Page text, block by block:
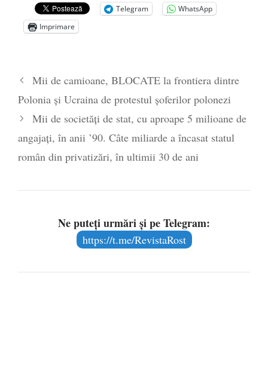
de la naștere - 29 iulie 2024
„Carnea cultivată” în laborator, tot mai
Părintele mărturisitor Constantin
Mănăstirea Cernica
- 27 iulie 2024
Telegram
WhatsApp
Imprimare
Mii de camioane, BLOCATE la frontiera dintre
Polonia și Ucraina de protestul şoferilor polonezi
Mii de societăți de stat, cu aproape 5 milioane de
angajați, în anii ’90. Câte miliarde a încasat statul
român din privatizări, în ultimii 30 de ani
Ne puteți urmări și pe Telegram:
https://t.me/RevistaRost